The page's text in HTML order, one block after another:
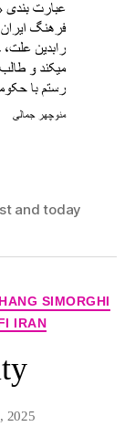
and today
SIMORGHI
IRAN
2025